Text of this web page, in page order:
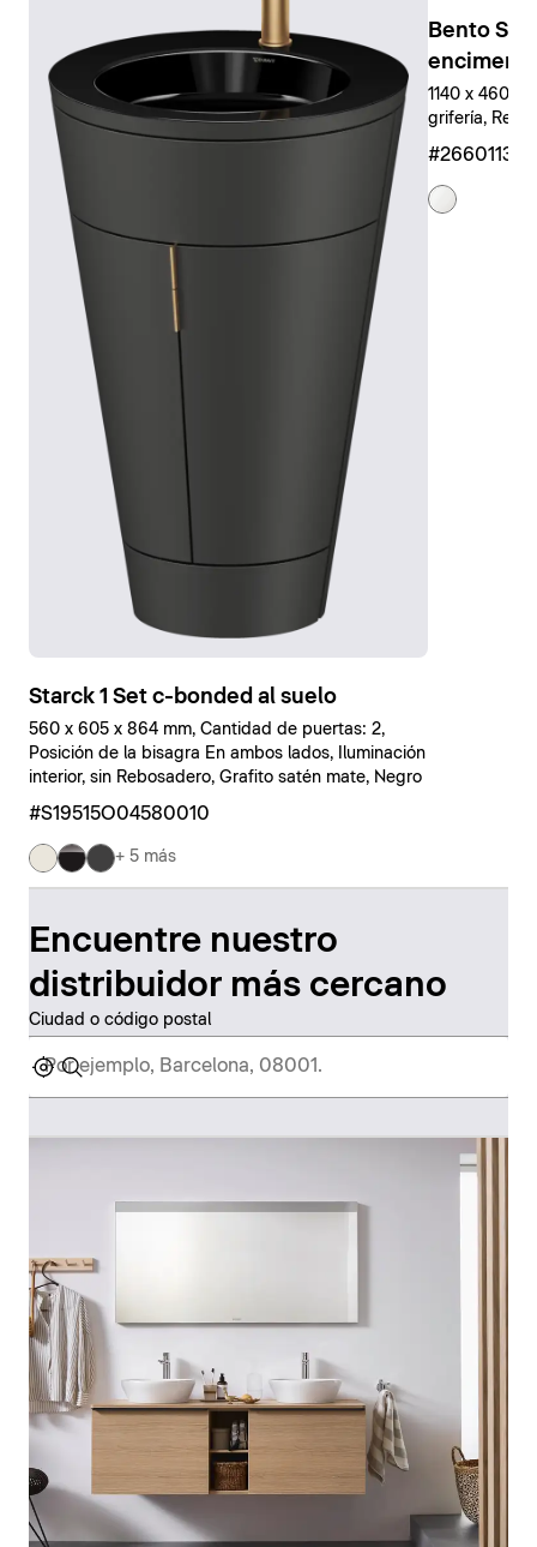
Starck 1 Set c-bonded al suelo
560 x 605 x 864 mm, Cantidad de puertas: 2,
Posición de la bisagra En ambos lados, Iluminación
interior, sin Rebosadero, Grafito satén mate, Negro
#S19515O04580010
+ 5 más
Bento
encimera
1140 x 460
grifería,
Encuentre nuestro
distribuidor más cercano
Ciudad o código postal